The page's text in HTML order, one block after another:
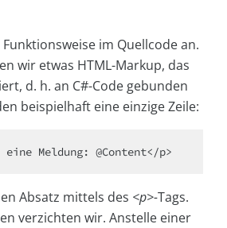
im Quellcode an.
wir etwas HTML-Markup, das
d. h. an C#-Code gebunden
beispielhaft eine einzige Zeile:
Absatz mittels des <p>-Tags.
verzichten wir. Anstelle einer